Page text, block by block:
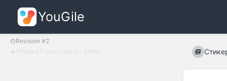
YouGile
Revision #2
Created 2 years ago by Admin